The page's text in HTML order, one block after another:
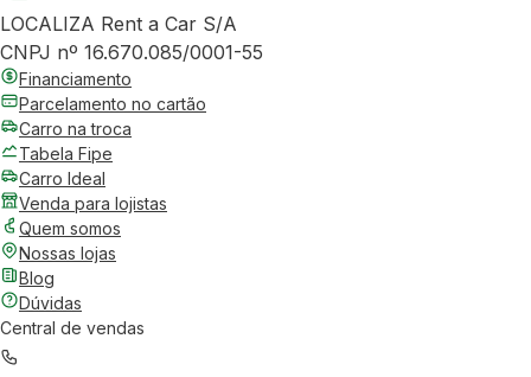
LOCALIZA Rent a Car S/A
CNPJ nº 16.670.085/0001-55
Financiamento
Parcelamento no cartão
Carro na troca
Tabela Fipe
Carro Ideal
Venda para lojistas
Quem somos
Nossas lojas
Blog
Dúvidas
Central de vendas